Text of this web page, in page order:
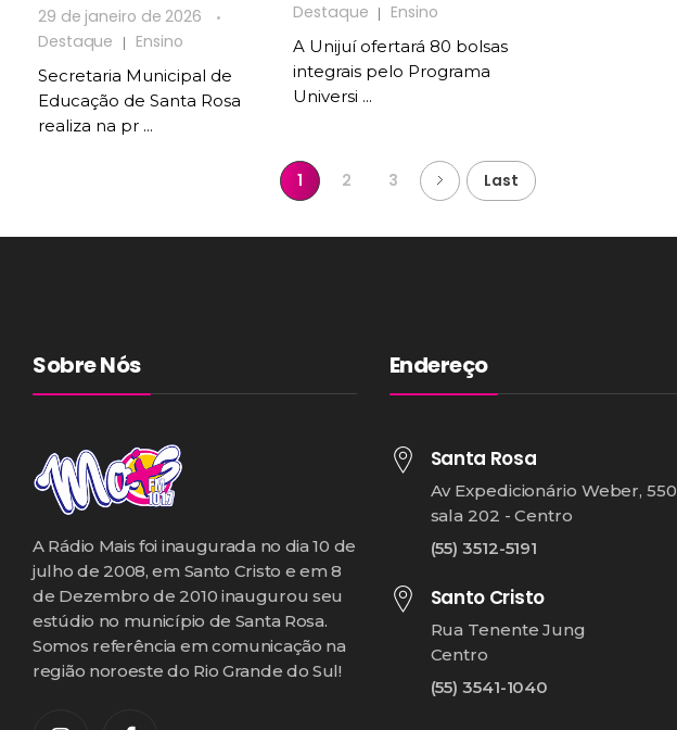
29 de janeiro de 2026
Destaque
Ensino
Secretaria Municipal de
Educação de Santa Rosa
realiza na pr ...
Destaque
Ensino
A Unijuí ofertará 80 bolsas
integrais pelo Programa
Universi ...
1 2 3 Last
Sobre Nós
A Rádio Mais foi inaugurada no dia 10 de
julho de 2008, em Santo Cristo e em 8
de Dezembro de 2010 inaugurou seu
estúdio no município de Santa Rosa.
Somos referência em comunicação na
região noroeste do Rio Grande do Sul!
Endereço
Santa Rosa
Av Expedicionário Weber, 550
sala 202 - Centro
(55) 3512-5191
Santo Cristo
Rua Tenente Jung
Centro
(55) 3541-1040